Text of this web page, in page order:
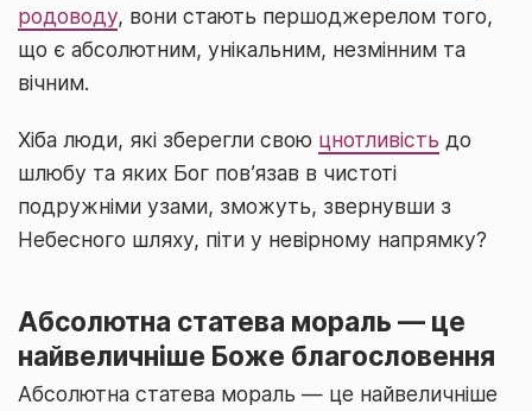
родоводу, вони стають першоджерелом того,
що є абсолютним, унікальним, незмінним та
вічним.
Хіба люди, які зберегли свою цнотливість до
шлюбу та яких Бог пов’язав в чистоті
подружніми узами, зможуть, звернувши з
Небесного шляху, піти у невірному напрямку?
Абсолютна статева мораль ― це
найвеличніше Боже благословення
Абсолютна статева мораль ― це найвеличніше